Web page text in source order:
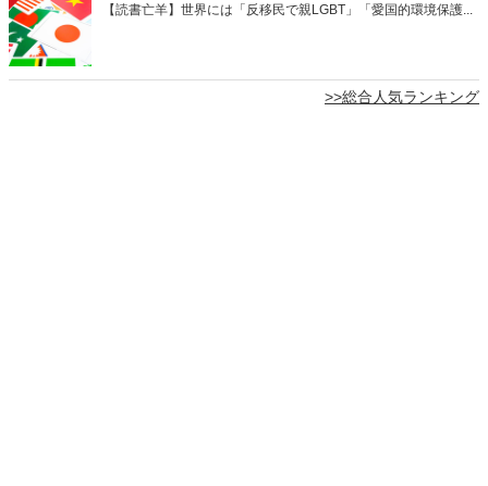
【読書亡羊】世界には「反移民で親LGBT」「愛国的環境保護...
>>総合人気ランキング